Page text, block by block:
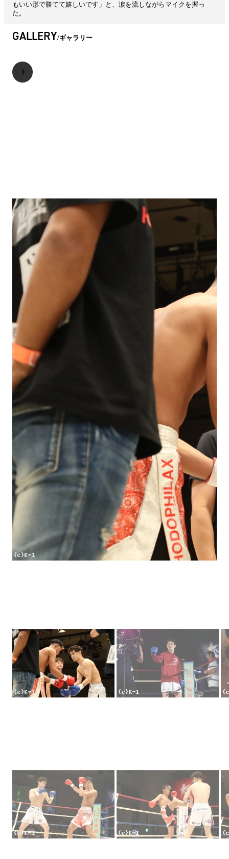
もいい形で勝てて嬉しいです」と、涙を流しながらマイクを握っ
た。
GALLERY ギャラリー